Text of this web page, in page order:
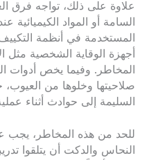
علاوة على ذلك، تواجه فرق
السامة أو المواد الكيميائية
المستخدمة في أنظمة
أجهزة الوقاية الشخصية مثل
المخاطر. وفيما يخص أدوات
صلاحيتها وخلوها من
السليمة إلى حوادث أثناء
للحد من هذه المخاطر،
النحاس والدكت أن يتلقوا